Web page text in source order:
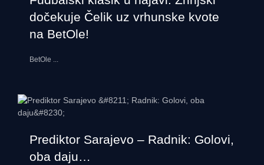
dočekuje Čelik uz vrhunske kvote
na BetOle!
BetOle ...
Prediktor Sarajevo – Radnik: Golovi,
oba daju…